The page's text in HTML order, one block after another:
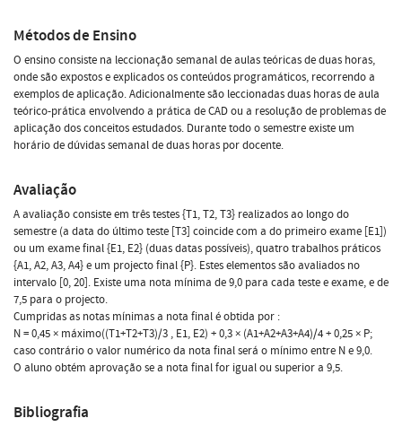
Métodos de Ensino
O ensino consiste na leccionação semanal de aulas teóricas de duas horas,
onde são expostos e explicados os conteúdos programáticos, recorrendo a
exemplos de aplicação. Adicionalmente são leccionadas duas horas de aula
teórico-prática envolvendo a prática de CAD ou a resolução de problemas de
aplicação dos conceitos estudados. Durante todo o semestre existe um
horário de dúvidas semanal de duas horas por docente.
Avaliação
A avaliação consiste em três testes {T1, T2, T3} realizados ao longo do
semestre (a data do último teste [T3] coincide com a do primeiro exame [E1])
ou um exame final {E1, E2} (duas datas possíveis), quatro trabalhos práticos
{A1, A2, A3, A4} e um projecto final {P}. Estes elementos são avaliados no
intervalo [0, 20]. Existe uma nota mínima de 9,0 para cada teste e exame, e de
7,5 para o projecto.
Cumpridas as notas mínimas a nota final é obtida por :
N = 0,45 × máximo((T1+T2+T3)/3 , E1, E2) + 0,3 × (A1+A2+A3+A4)/4 + 0,25 × P;
caso contrário o valor numérico da nota final será o mínimo entre N e 9,0.
O aluno obtém aprovação se a nota final for igual ou superior a 9,5.
Bibliografia